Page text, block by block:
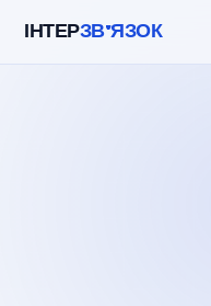
ІНТЕРЗВ'ЯЗОК